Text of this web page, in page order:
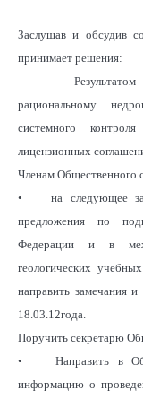
Заслушав и обсудив
принимает решения:
Результатом
рациональному
системного
лицензионных
Членам Общественного
• на следующее
предложения по
Федерации и в
геологических
направить замечания
18.03.12года.
Поручить секретарю
• Направить в
информацию о